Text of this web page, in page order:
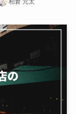
柏倉 元太